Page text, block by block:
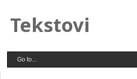
Tekstovi